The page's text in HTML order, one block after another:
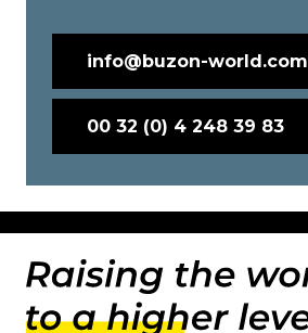
info@buzon-world.com
00 32 (0) 4 248 39 83